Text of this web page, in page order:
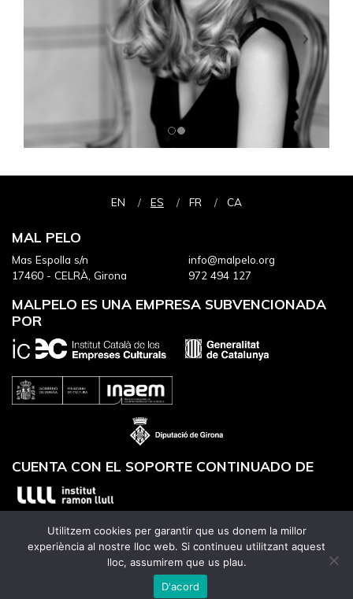
EN ES FR CA
MAL PELO
Mas Espolla s/n
17460 - CELRÀ, Girona
info@malpelo.org
972 494 127
MALPELO ES UNA EMPRESA SUBVENCIONADA
POR
CUENTA CON EL SOPORTE CONTINUADO DE
Website designed by
Utilitzem cookies per garantir que us donem la millor
experiència al nostre lloc web. Si continueu utilitzant aquest
lloc, assumirem que us plau.
D'acord